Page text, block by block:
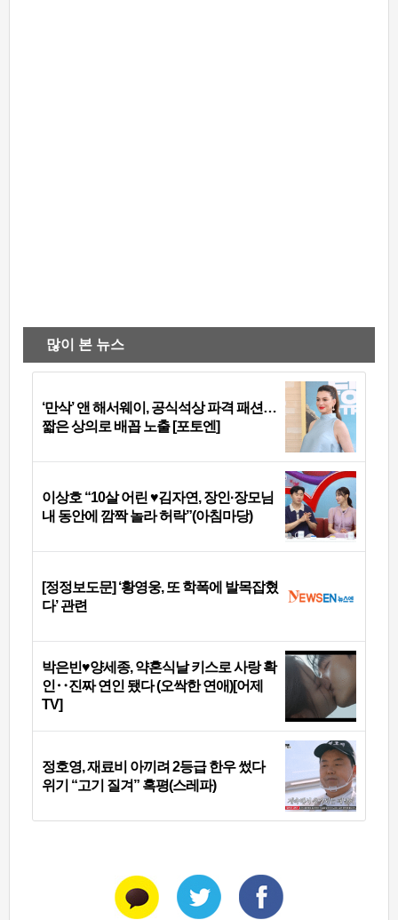
많이 본 뉴스
‘만삭’ 앤 해서웨이, 공식석상 파격 패션…
짧은 상의로 배꼽 노출 [포토엔]
이상호 “10살 어린 ♥김자연, 장인·장모님
내 동안에 깜짝 놀라 허락”(아침마당)
[정정보도문] ‘황영웅, 또 학폭에 발목잡혔
다’ 관련
박은빈♥양세종, 약혼식날 키스로 사랑 확
인‥진짜 연인 됐다 (오싹한 연애)[어제
TV]
정호영, 재료비 아끼려 2등급 한우 썼다
위기 “고기 질겨” 혹평(스레파)